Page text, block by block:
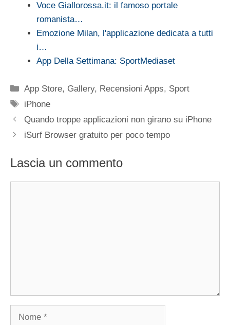
Voce Giallorossa.it: il famoso portale
romanista…
Emozione Milan, l'applicazione dedicata a tutti
i…
App Della Settimana: SportMediaset
Categorie
App Store, Gallery, Recensioni Apps, Sport
Tag
iPhone
Quando troppe applicazioni non girano su iPhone
iSurf Browser gratuito per poco tempo
Lascia un commento
Nome